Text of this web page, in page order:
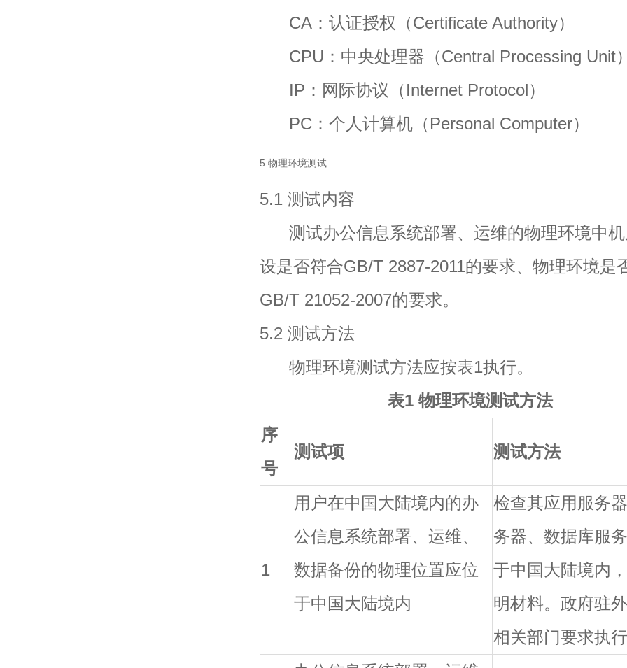
CA：认证授权（Certificate Authority）
CPU：中央处理器（Central Processing Unit）
IP：网际协议（Internet Protocol）
PC：个人计算机（Personal Computer）
5 物理环境测试
5.1 测试内容
测试办公信息系统部署、运维的物理环境中机
设是否符合GB/T 2887-2011的要求、物理环境是
GB/T 21052-2007的要求。
5.2 测试方法
物理环境测试方法应按表1执行。
表1 物理环境测试方法
序
号
测试项 测试方法
1
用户在中国大陆境内的办
公信息系统部署、运维、
数据备份的物理位置应位
于中国大陆境内
检查其应用服务
务器、数据库服
于中国大陆境内
明材料。政府驻
相关部门要求执行